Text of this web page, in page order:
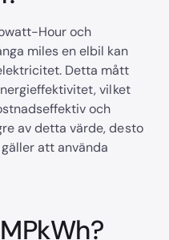
Hour och
miles en elbil kan
Detta mått
vilket
och
av detta värde, desto
att använda